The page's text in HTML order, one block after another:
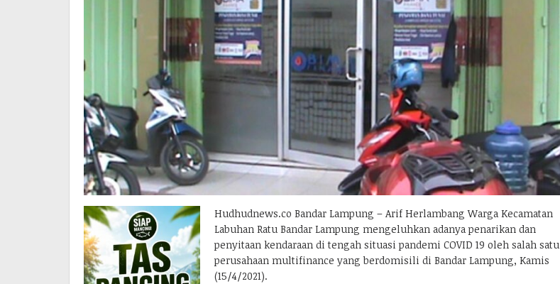
Hudhudnews.co Bandar Lampung – Arif Herlambang Warga Kecamatan
Labuhan Ratu Bandar Lampung mengeluhkan adanya penarikan dan
penyitaan kendaraan di tengah situasi pandemi COVID 19 oleh salah satu
perusahaan multifinance yang berdomisili di Bandar Lampung, Kamis
(15/4/2021).